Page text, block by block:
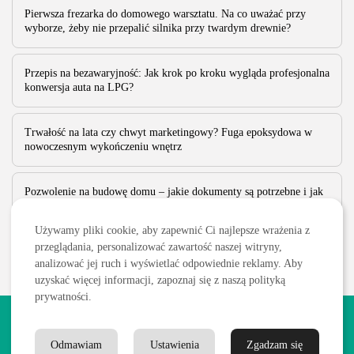
Pierwsza frezarka do domowego warsztatu. Na co uważać przy
wyborze, żeby nie przepalić silnika przy twardym drewnie?
Przepis na bezawaryjność: Jak krok po kroku wygląda profesjonalna
konwersja auta na LPG?
Trwałość na lata czy chwyt marketingowy? Fuga epoksydowa w
nowoczesnym wykończeniu wnętrz
Pozwolenie na budowę domu – jakie dokumenty są potrzebne i jak
są chronione prawem autorskim.
Używamy pliki cookie, aby zapewnić Ci najlepsze wrażenia z
przeglądania, personalizować zawartość naszej witryny,
analizować jej ruch i wyświetlać odpowiednie reklamy. Aby
uzyskać więcej informacji, zapoznaj się z naszą polityką
prywatności.
Zgadzam się
Ustawienia
Odmawiam